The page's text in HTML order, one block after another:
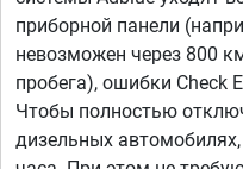
приборной панели
невозможен через 800
пробега), ошибки Check
Чтобы полностью
дизельных